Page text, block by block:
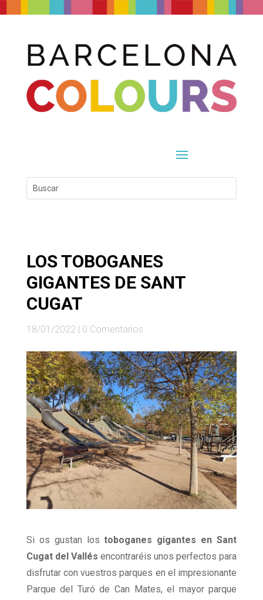
LOS TOBOGANES
GIGANTES DE SANT
CUGAT
18/01/2022| 0 Comentarios
Si os gustan lostoboganes gigantes en Sant
Cugat del Vallés encontraréis unos perfectos para
disfrutar con vuestros parques en el impresionante
Parque del Turó de Can Mates, el mayor parque